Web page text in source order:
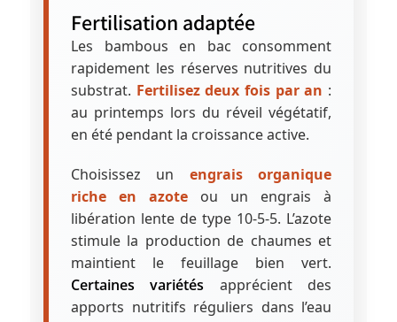
Fertilisation adaptée
Les bambous en bac consomment
rapidement les réserves nutritives du
substrat. Fertilisez deux fois par an :
au printemps lors du réveil végétatif,
en été pendant la croissance active.
Choisissez un engrais organique
riche en azote ou un engrais à
libération lente de type 10-5-5. L’azote
stimule la production de chaumes et
maintient le feuillage bien vert.
Certaines variétés apprécient des
apports nutritifs réguliers dans l’eau